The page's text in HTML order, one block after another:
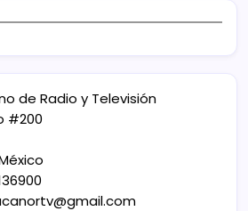
de Radio y Televisión
#200